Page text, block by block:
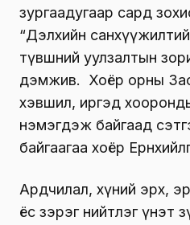
зургаадугаар сард
“Дэлхийн
түвшний уулзалтын
дэмжив. Хоёр орны
хэвшил, иргэд
нэмэгдэж байгаад
байгаагаа хоёр
Ардчилал, хүний эрх,
ёс зэрэг нийтлэг үнэт